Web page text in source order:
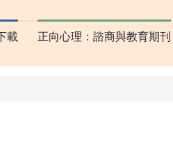
載 正向心理：諮商與教育期刊